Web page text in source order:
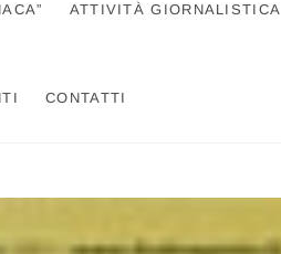
ATTIVITÀ GIORNALISTICA
CONTATTI